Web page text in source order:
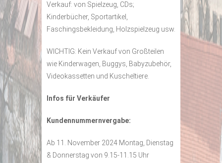
Verkauf: von Spielzeug, CDs;
Kinderbücher, Sportartikel,
Faschingsbekleidung, Holzspielzeug usw.
WICHTIG: Kein Verkauf von Großteilen
wie Kinderwagen, Buggys, Babyzubehör,
Videokassetten und Kuscheltiere.
Infos für Verkäufer
Kundennummernvergabe:
Ab 11. November 2024 Montag, Dienstag
& Donnerstag von 9.15-11.15 Uhr